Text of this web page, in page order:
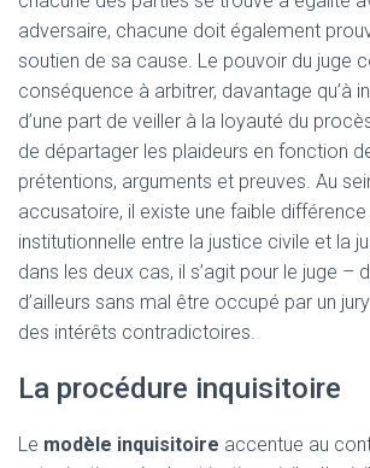
adversaire, chacune doit également
soutien de sa cause. Le pouvoir du juge
conséquence à arbitrer, davantage qu’à
d’une part de veiller à la loyauté du
de départager les plaideurs en fonction
prétentions, arguments et preuves. Au
accusatoire, il existe une faible
institutionnelle entre la justice civile et la
dans les deux cas, il s’agit pour le juge –
d’ailleurs sans mal être occupé par un
des intérêts contradictoires.
La procédure inquisitoire
Le modèle inquisitoire accentue au